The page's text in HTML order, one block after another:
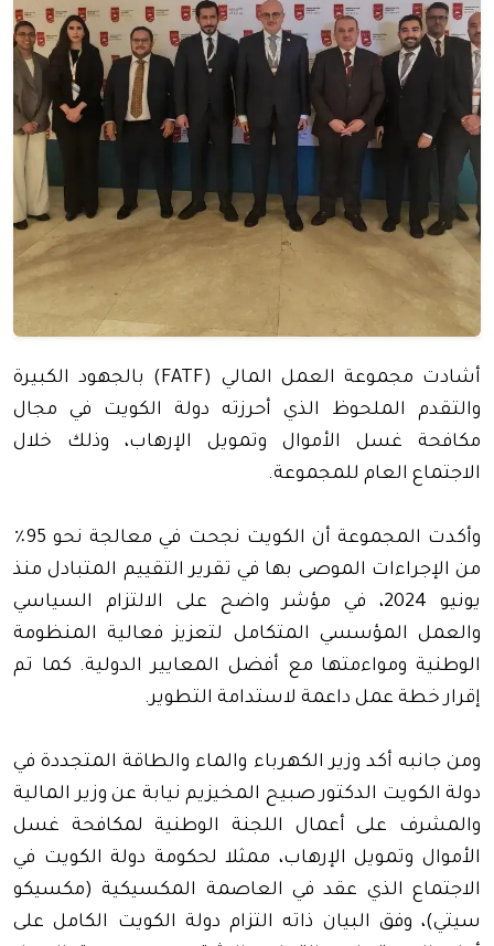
أشادت مجموعة العمل المالي (FATF) بالجهود الكبيرة
والتقدم الملحوظ الذي أحرزته دولة الكويت في مجال
مكافحة غسل الأموال وتمويل الإرهاب، وذلك خلال
الاجتماع العام للمجموعة.
وأكدت المجموعة أن الكويت نجحت في معالجة نحو 95٪
من الإجراءات الموصى بها في تقرير التقييم المتبادل منذ
يونيو 2024، في مؤشر واضح على الالتزام السياسي
والعمل المؤسسي المتكامل لتعزيز فعالية المنظومة
الوطنية ومواءمتها مع أفضل المعايير الدولية. كما تم
إقرار خطة عمل داعمة لاستدامة التطوير.
ومن جانبه أكد وزير الكهرباء والماء والطاقة المتجددة في
دولة الكويت الدكتور صبيح المخيزيم نيابة عن وزير المالية
والمشرف على أعمال اللجنة الوطنية لمكافحة غسل
الأموال وتمويل الإرهاب، ممثلا لحكومة دولة الكويت في
الاجتماع الذي عقد في العاصمة المكسيكية (مكسيكو
سيتي)، وفق البيان ذاته التزام دولة الكويت الكامل على